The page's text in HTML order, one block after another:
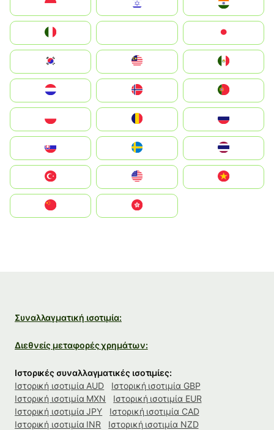
South Korea
United States
中國香港特別行政區
Συναλλαγματική ισοτιμία:
Διεθνείς μεταφορές χρημάτων:
Ιστορικές συναλλαγματικές ισοτιμίες:
Ιστορική ισοτιμία AUD
Ιστορική ισοτιμία GBP
Ιστορική ισοτιμία MXN
Ιστορική ισοτιμία EUR
Ιστορική ισοτιμία JPY
Ιστορική ισοτιμία CAD
Ιστορική ισοτιμία INR
Ιστορική ισοτιμία NZD